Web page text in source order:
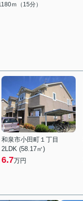
ｍ（15分）
和泉市小田町１丁目
2LDK (58.17㎡)
6.7万円